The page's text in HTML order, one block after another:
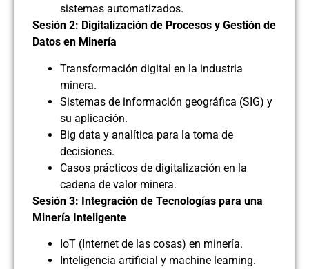
sistemas automatizados.
Sesión 2: Digitalización de Procesos y Gestión de
Datos en Minería
Transformación digital en la industria
minera.
Sistemas de información geográfica (SIG) y
su aplicación.
Big data y analítica para la toma de
decisiones.
Casos prácticos de digitalización en la
cadena de valor minera.
Sesión 3: Integración de Tecnologías para una
Minería Inteligente
IoT (Internet de las cosas) en minería.
Inteligencia artificial y machine learning.